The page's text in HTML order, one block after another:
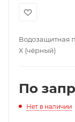
Водозащитная
X (чёрный)
По
Нет в наличии